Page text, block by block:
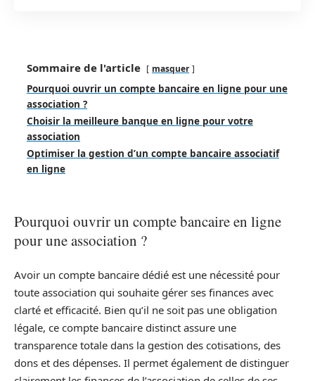
Sommaire de l'article masquer
Pourquoi ouvrir un compte bancaire en ligne pour une
association ?
Choisir la meilleure banque en ligne pour votre
association
Optimiser la gestion d’un compte bancaire associatif
en ligne
Pourquoi ouvrir un compte bancaire en ligne
pour une association ?
Avoir un compte bancaire dédié est une nécessité pour
toute association qui souhaite gérer ses finances avec
clarté et efficacité. Bien qu’il ne soit pas une obligation
légale, ce compte bancaire distinct assure une
transparence totale dans la gestion des cotisations, des
dons et des dépenses. Il permet également de distinguer